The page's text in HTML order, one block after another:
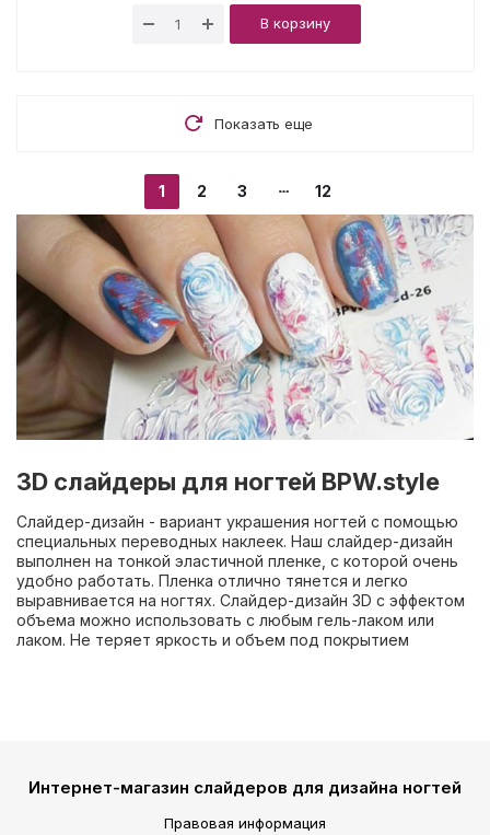
В корзину
Показать еще
1 2 3 12
3D слайдеры для ногтей BPW.style
Слайдер-дизайн - вариант украшения ногтей с помощью
специальных переводных наклеек. Наш слайдер-дизайн
выполнен на тонкой эластичной пленке, с которой очень
удобно работать. Пленка отлично тянется и легко
выравнивается на ногтях. Слайдер-дизайн 3D с эффектом
объема можно использовать с любым гель-лаком или
лаком. Не теряет яркость и объем под покрытием
Интернет-магазин слайдеров для дизайна ногтей
Правовая информация